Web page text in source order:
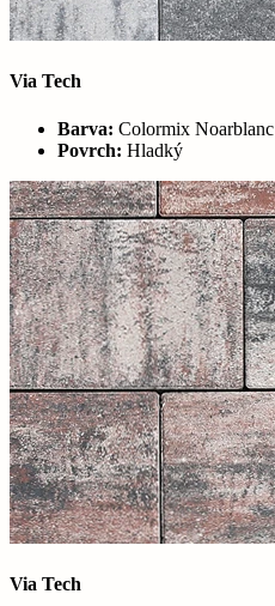
Via Tech
Barva: Colormix Noarblanc
Povrch: Hladký
Via Tech